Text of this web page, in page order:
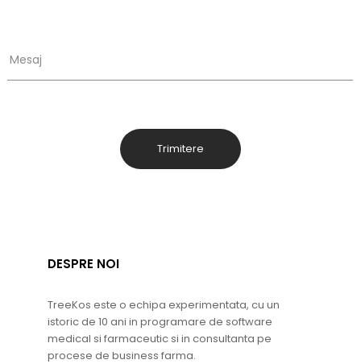
Mesaj
DESPRE NOI
TreeKos este o echipa experimentata, cu un
istoric de 10 ani in programare de software
medical si farmaceutic si in consultanta pe
procese de business farma.